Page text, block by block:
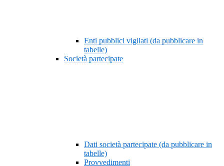
Enti pubblici vigilati (da pubblicare in
tabelle)
Società partecipate
Dati società partecipate (da pubblicare in
tabelle)
Provvedimenti